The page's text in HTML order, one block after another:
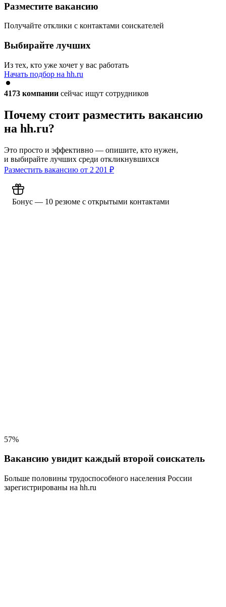
Разместите вакансию
Получайте отклики с контактами соискателей
Выбирайте лучших
Из тех, кто уже хочет у вас работать
Начать подбор на hh.ru
4173 компании сейчас ищут сотрудников
Почему стоит разместить вакансию
на hh.ru?
Это просто и эффективно — опишите, кто нужен,
и выбирайте лучших среди откликнувшихся
Разместить вакансию от 2 201 ₽
Бонус — 10 резюме с открытыми контактами
57%
Вакансию увидит каждый второй соискатель
Больше половины трудоспособного населения России
зарегистрированы на hh.ru